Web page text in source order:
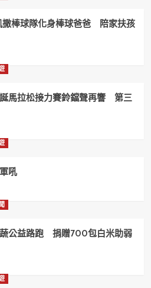
撒棒球隊化身棒球爸爸 陪家扶孩
馬拉松接力賽鈴鐺聲再響 第三
吼
蔬公益路跑 捐贈700包白米助弱